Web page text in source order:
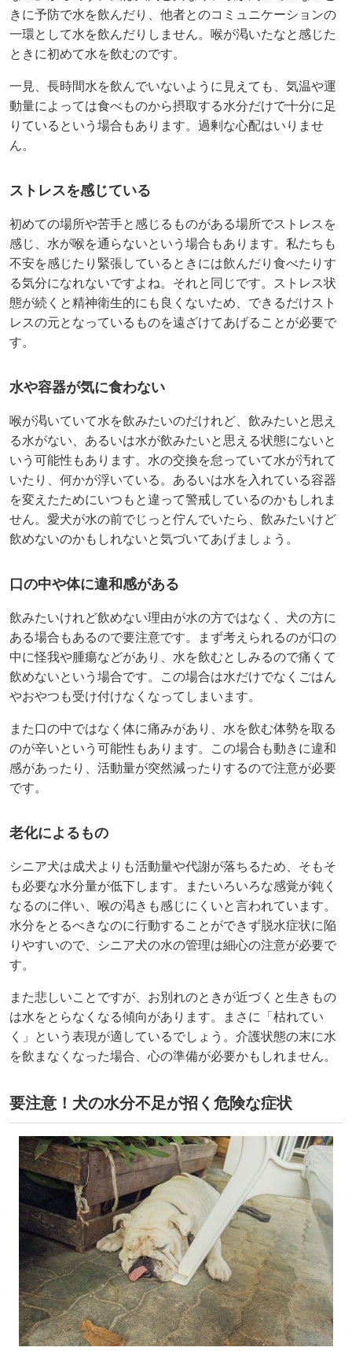
きに予防で水を飲んだり、他者とのコミュニケーションの
一環として水を飲んだりしません。喉が渇いたなと感じた
ときに初めて水を飲むのです。
一見、長時間水を飲んでいないように見えても、気温や運
動量によっては食べものから摂取する水分だけで十分に足
りているという場合もあります。過剰な心配はいりませ
ん。
ストレスを感じている
初めての場所や苦手と感じるものがある場所でストレスを
感じ、水が喉を通らないという場合もあります。私たちも
不安を感じたり緊張しているときには飲んだり食べたりす
る気分になれないですよね。それと同じです。ストレス状
態が続くと精神衛生的にも良くないため、できるだけスト
レスの元となっているものを遠ざけてあげることが必要で
す。
水や容器が気に食わない
喉が渇いていて水を飲みたいのだけれど、飲みたいと思え
る水がない、あるいは水が飲みたいと思える状態にないと
いう可能性もあります。水の交換を怠っていて水が汚れて
いたり、何かが浮いている。あるいは水を入れている容器
を変えたためにいつもと違って警戒しているのかもしれま
せん。愛犬が水の前でじっと佇んでいたら、飲みたいけど
飲めないのかもしれないと気づいてあげましょう。
口の中や体に違和感がある
飲みたいけれど飲めない理由が水の方ではなく、犬の方に
ある場合もあるので要注意です。まず考えられるのが口の
中に怪我や腫瘍などがあり、水を飲むとしみるので痛くて
飲めないという場合です。この場合は水だけでなくごはん
やおやつも受け付けなくなってしまいます。
また口の中ではなく体に痛みがあり、水を飲む体勢を取る
のが辛いという可能性もあります。この場合も動きに違和
感があったり、活動量が突然減ったりするので注意が必要
です。
老化によるもの
シニア犬は成犬よりも活動量や代謝が落ちるため、そもそ
も必要な水分量が低下します。またいろいろな感覚が鈍く
なるのに伴い、喉の渇きも感じにくいと言われています。
水分をとるべきなのに行動することができず脱水症状に陥
りやすいので、シニア犬の水の管理は細心の注意が必要で
す。
また悲しいことですが、お別れのときが近づくと生きもの
は水をとらなくなる傾向があります。まさに「枯れてい
く」という表現が適しているでしょう。介護状態の末に水
を飲まなくなった場合、心の準備が必要かもしれません。
要注意！犬の水分不足が招く危険な症状